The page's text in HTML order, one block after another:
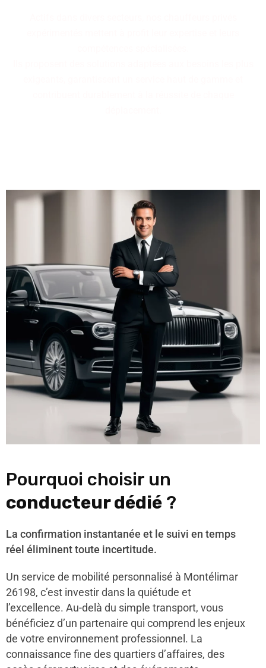
Pourquoi choisir un
conducteur dédié ?
La confirmation instantanée et le suivi en temps
réel éliminent toute incertitude.
Un service de mobilité personnalisé à Montélimar
26198, c’est investir dans la quiétude et
l’excellence. Au-delà du simple transport, vous
bénéficiez d’un partenaire qui comprend les enjeux
de votre environnement professionnel. La
connaissance fine des quartiers d’affaires, des